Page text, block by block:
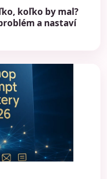
koľko by mal?
a nastaví